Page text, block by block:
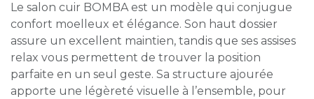
Le salon cuir BOMBA est un modèle qui conjugue
confort moelleux et élégance. Son haut dossier
assure un excellent maintien, tandis que ses assises
relax vous permettent de trouver la position
parfaite en un seul geste. Sa structure ajourée
apporte une légèreté visuelle à l’ensemble, pour